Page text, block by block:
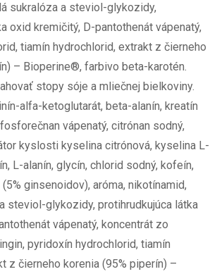
sukralóza a steviol-glykozidy,
oxid kremičitý, D-pantothenát vápenatý,
tiamín hydrochlorid, extrakt z čierneho
– Bioperine®, farbivo beta-karotén.
stopy sóje a mliečnej bielkoviny.
alfa-ketoglutarát, beta-alanín, kreatín
vápenatý, citrónan sodný,
kyslosti kyselina citrónová, kyselina L-
L-alanín, glycín, chlorid sodný, kofeín,
ginsenoidov), aróma, nikotínamid,
steviol-glykozidy, protihrudkujúca látka
vápenatý, koncentrát zo
pyridoxín hydrochlorid, tiamín
z čierneho korenia (95% piperín) –